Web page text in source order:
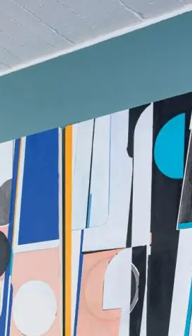
ΠΟΙΑ ΕΙΜΑΙ
ΕΚΔΗΛΩΣΕΙΣ
ΝΕΑ
ΕΛΑ ΚΙ ΕΣΥ